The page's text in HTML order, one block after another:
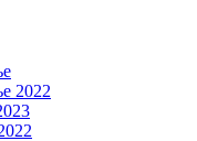
2022